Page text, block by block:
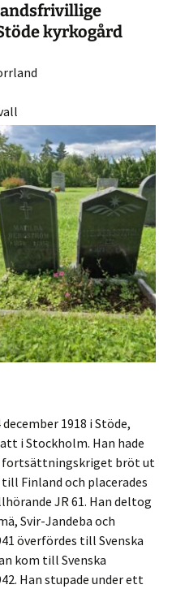
kyrkogård
1918 i Stöde,
i Stockholm. Han hade
fortsättningskriget bröt ut
Finland och placerades
JR 61. Han deltog
Svir-Jandeba och
överfördes till Svenska
kom till Svenska
Han stupade under ett